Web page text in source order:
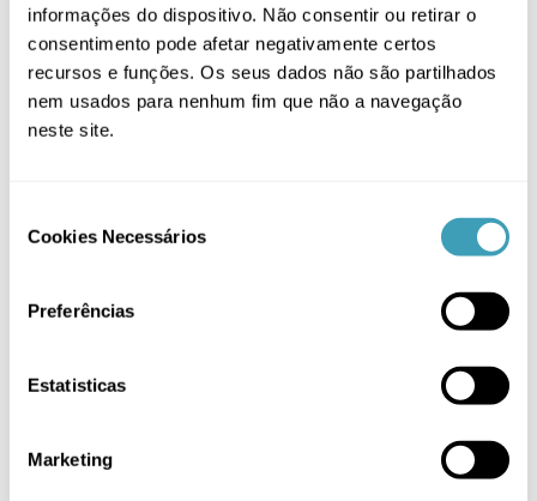
informações do dispositivo. Não consentir ou retirar o
consentimento pode afetar negativamente certos
recursos e funções. Os seus dados não são partilhados
nem usados para nenhum fim que não a navegação
neste site.
Selection
Cookies Necessários
Preferências
Estatisticas
Marketing
Mamã (19)
PROMOÇÃO (27)
(1)